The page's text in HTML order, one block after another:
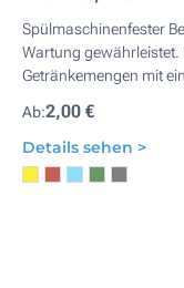
Spülmaschinenfester
Wartung gewährleistet.
Getränkemengen mit
Ab:2,00 €
Details sehen >